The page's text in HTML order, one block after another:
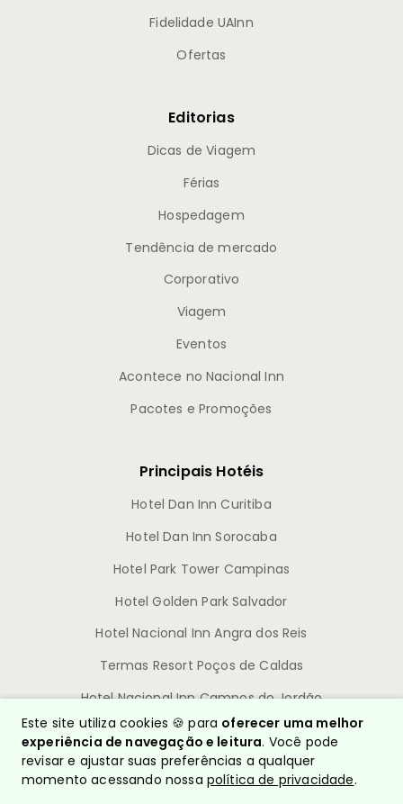
Fidelidade UAInn
Ofertas
Editorias
Dicas de Viagem
Férias
Hospedagem
Tendência de mercado
Corporativo
Viagem
Eventos
Acontece no Nacional Inn
Pacotes e Promoções
Principais Hotéis
Hotel Dan Inn Curitiba
Hotel Dan Inn Sorocaba
Hotel Park Tower Campinas
Hotel Golden Park Salvador
Hotel Nacional Inn Angra dos Reis
Termas Resort Poços de Caldas
Hotel Nacional Inn Campos do Jordão
Este site utiliza cookies 🍪 para oferecer uma melhor
experiência de navegação e leitura. Você pode
revisar e ajustar suas preferências a qualquer
momento acessando nossa política de privacidade.